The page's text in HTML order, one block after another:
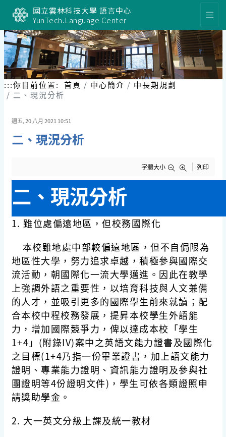
要
內
容
區
塊
國立雲林科技大學 語言中心
YunTech.Language Center
:::你目前位置: 首頁 中心簡介
中長期規劃
二、現況分析
週五, 20 八月 2021 10:51
二、現況分析
字體大小 列印
二、現況分析
1. 雖位處偏遠地區，但校務國際化
本校雖地處中部較偏遠地區，但不自侷限為
地區性大學，努力追求卓越，積極參與國際交
流活動，朝國際化一流大學邁進。因此在教學
上強調外語之重要性，以培育科技與人文兼備
的人才，並吸引更多的國際學生前來就讀；配
合本校中程校務發展，提昇本校學生外語能
力，增加國際競爭力，俾以達成本校「學生
1+4」(附錄IV)案中之英語文能力證書及國際化
之目標(1+4乃指一份畢業證書，加上語文能力
證明、專業能力證明、資訊能力證明及參與社
團證明等4份證明文件)，學生可依各類證照申
請獎助學金。
2. 大一英文分級上課及統一教材